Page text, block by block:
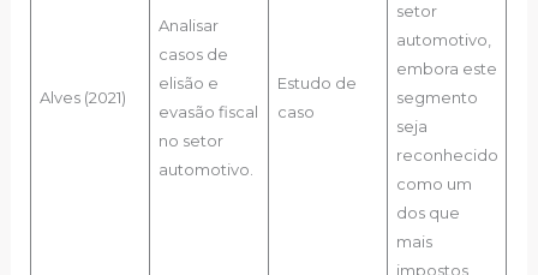
Alves (2021)
Analisar
casos de
elisão e
evasão fiscal
no setor
automotivo.
Estudo de
caso
setor
automotivo,
embora este
segmento
seja
reconhecido
como um
dos que
mais
impostos